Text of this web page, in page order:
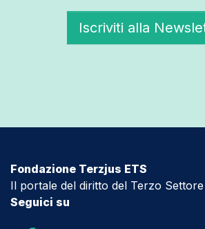
Iscriviti alla
Fondazione Terzjus ETS
Il portale del diritto del Terzo Settore
Seguici su